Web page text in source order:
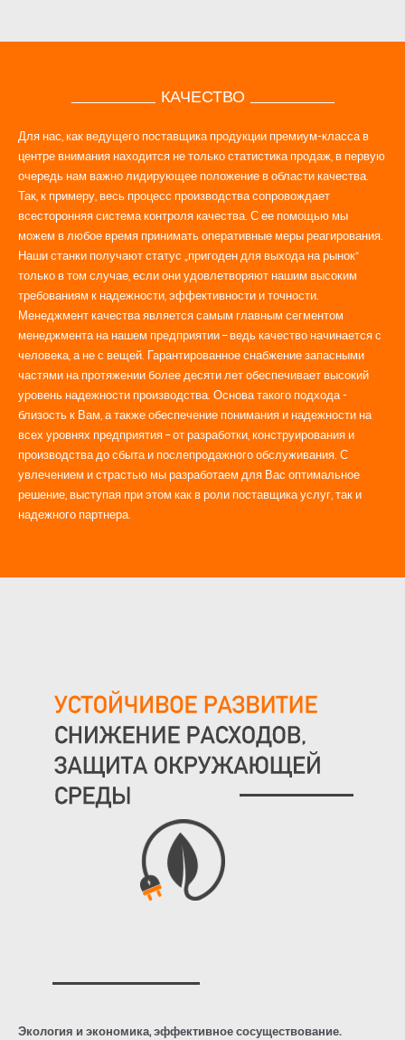
КАЧЕСТВО
Для нас, как ведущего поставщика продукции премиум-класса в
центре внимания находится не только статистика продаж, в первую
очередь нам важно лидирующее положение в области качества.
Так, к примеру, весь процесс производства сопровождает
всесторонняя система контроля качества. С ее помощью мы
можем в любое время принимать оперативные меры реагирования.
Наши станки получают статус „пригоден для выхода на рынок“
только в том случае, если они удовлетворяют нашим высоким
требованиям к надежности, эффективности и точности.
Менеджмент качества является самым главным сегментом
менеджмента на нашем предприятии – ведь качество начинается с
человека, а не с вещей. Гарантированное снабжение запасными
частями на протяжении более десяти лет обеспечивает высокий
уровень надежности производства. Основа такого подхода -
близость к Вам, а также обеспечение понимания и надежности на
всех уровнях предприятия – от разработки, конструирования и
производства до сбыта и послепродажного обслуживания. С
увлечением и страстью мы разработаем для Вас оптимальное
решение, выступая при этом как в роли поставщика услуг, так и
надежного партнера.
Экология и экономика, эффективное сосуществование.